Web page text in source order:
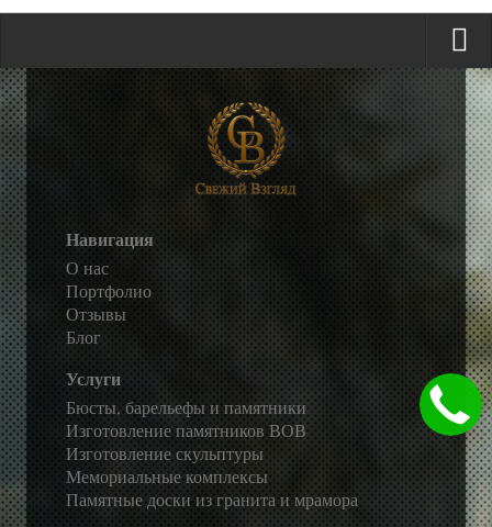
Навигация
О нас
Портфолио
Отзывы
Блог
Услуги
Бюсты, барельефы и памятники
Изготовление памятников ВОВ
Изготовление скульптуры
Мемориальные комплексы
Памятные доски из гранита и мрамора